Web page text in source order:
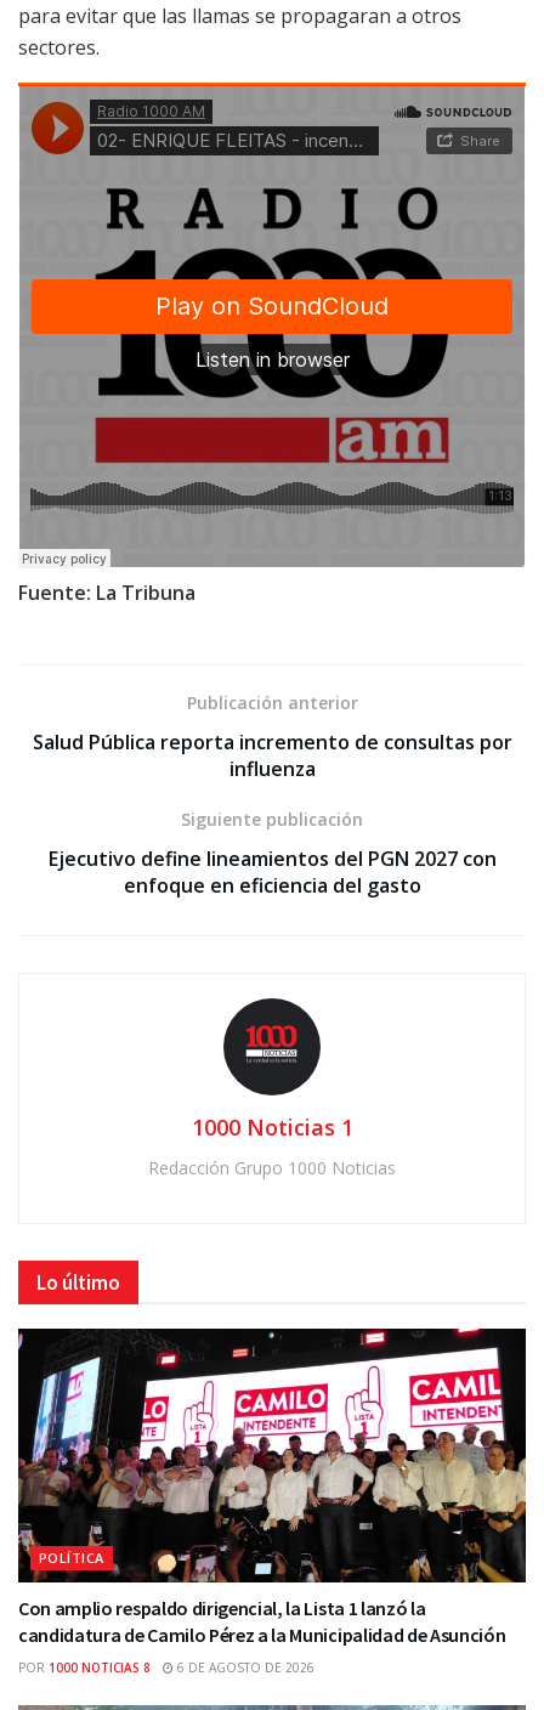
para evitar que las llamas se propagaran a otros
sectores.
Fuente: La Tribuna
Publicación anterior
Salud Pública reporta incremento de consultas por
influenza
Siguiente publicación
Ejecutivo define lineamientos del PGN 2027 con
enfoque en eficiencia del gasto
1000 Noticias 1
Redacción Grupo 1000 Noticias
Lo último
POLÍTICA
Con amplio respaldo dirigencial, la Lista 1 lanzó la
candidatura de Camilo Pérez a la Municipalidad de Asunción
POR 1000 NOTICIAS 8 6 DE AGOSTO DE 2026